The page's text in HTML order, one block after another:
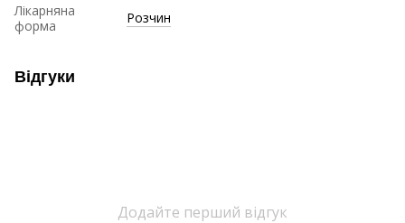
Лікарняна
форма
Розчин
Відгуки
Додайте перший відгук